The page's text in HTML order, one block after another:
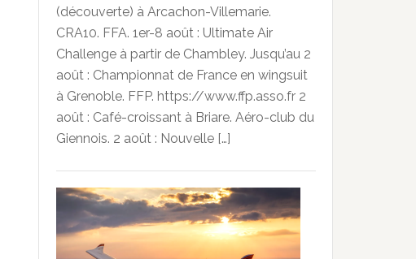
(découverte) à Arcachon-Villemarie.
CRA10. FFA. 1er-8 août : Ultimate Air
Challenge à partir de Chambley. Jusqu’au 2
août : Championnat de France en wingsuit
à Grenoble. FFP. https://www.ffp.asso.fr 2
août : Café-croissant à Briare. Aéro-club du
Giennois. 2 août : Nouvelle […]